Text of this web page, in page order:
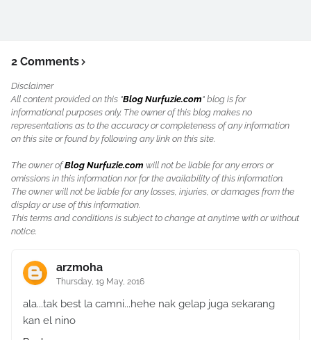
2 Comments
Disclaimer
All content provided on this "Blog Nurfuzie.com" blog is for
informational purposes only. The owner of this blog makes no
representations as to the accuracy or completeness of any information
on this site or found by following any link on this site.
The owner ofBlog Nurfuzie.com will not be liable for any errors or
omissions in this information nor for the availability of this information.
The owner will not be liable for any losses, injuries, or damages from the
display or use of this information.
This terms and conditions is subject to change at anytime with or without
notice.
arzmoha
Thursday, 19 May, 2016
ala...tak best la camni...hehe nak gelap juga sekarang
kan el nino